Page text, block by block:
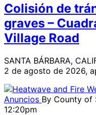
Colisión de
graves –
Village Road
SANTA BÁRBARA,
2 de agosto de 2026,
Anuncios By County of
12:20pm